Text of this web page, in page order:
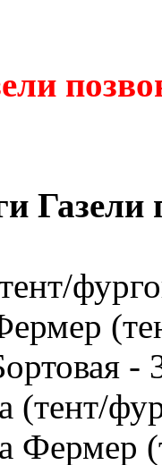
-
(тент/
Фермер